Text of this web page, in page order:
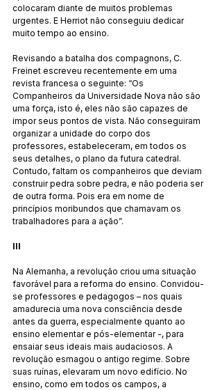
colocaram diante de muitos problemas
urgentes. E Herriot não conseguiu dedicar
muito tempo ao ensino.
Revisando a batalha dos compagnons, C.
Freinet escreveu recentemente em uma
revista francesa o seguinte: “Os
Companheiros da Universidade Nova não são
uma força, isto é, eles não são capazes de
impor seus pontos de vista. Não conseguiram
organizar a unidade do corpo dos
professores, estabeleceram, em todos os
seus detalhes, o plano da futura catedral.
Contudo, faltam os companheiros que deviam
construir pedra sobre pedra, e não poderia ser
de outra forma. Pois era em nome de
princípios moribundos que chamavam os
trabalhadores para a ação”.
III
Na Alemanha, a revolução criou uma situação
favorável para a reforma do ensino. Convidou-
se professores e pedagogos – nos quais
amadurecia uma nova consciência desde
antes da guerra, especialmente quanto ao
ensino elementar e pós-elementar -, para
ensaiar seus ideais mais audaciosos. A
revolução esmagou o antigo regime. Sobre
suas ruínas, elevaram um novo edifício. No
ensino, como em todos os campos, a